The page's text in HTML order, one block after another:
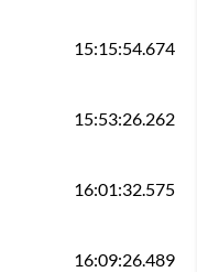
15:15:54.674
15:53:26.262
16:01:32.575
16:09:26.489